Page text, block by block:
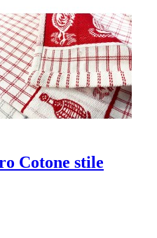
Cotone stile